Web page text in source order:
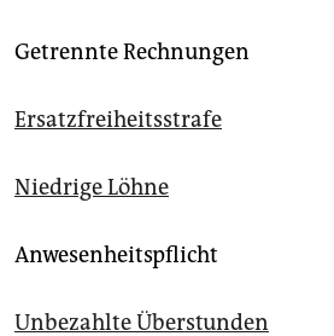
Getrennte Rechnungen
Ersatzfreiheitsstrafe
Niedrige Löhne
Anwesenheitspflicht
Unbezahlte Überstunden